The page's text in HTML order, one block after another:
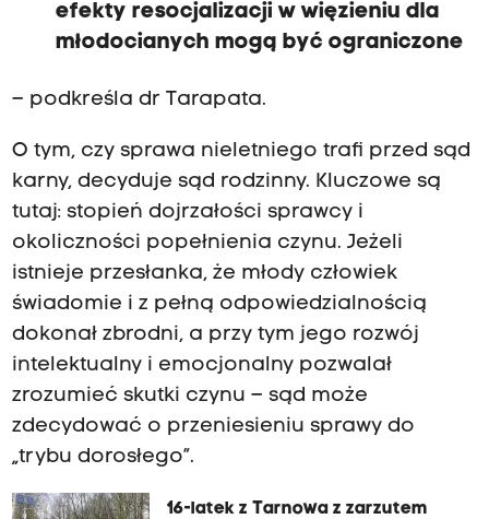
efekty resocjalizacji w więzieniu dla
młodocianych mogą być ograniczone
– podkreśla dr Tarapata.
O tym, czy sprawa nieletniego trafi przed sąd
karny, decyduje sąd rodzinny. Kluczowe są
tutaj: stopień dojrzałości sprawcy i
okoliczności popełnienia czynu. Jeżeli
istnieje przesłanka, że młody człowiek
świadomie i z pełną odpowiedzialnością
dokonał zbrodni, a przy tym jego rozwój
intelektualny i emocjonalny pozwalał
zrozumieć skutki czynu – sąd może
zdecydować o przeniesieniu sprawy do
„trybu dorosłego”.
16-latek z Tarnowa z zarzutem